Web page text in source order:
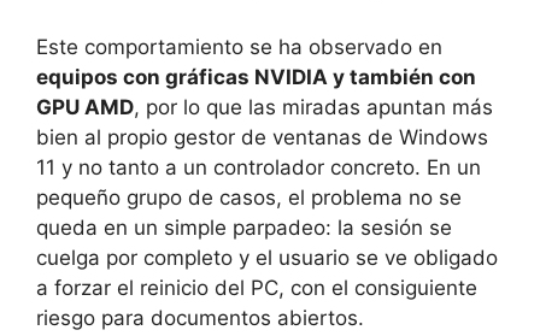
Este comportamiento se ha observado en
equipos con gráficas NVIDIA y también con
GPU AMD, por lo que las miradas apuntan más
bien al propio gestor de ventanas de Windows
11 y no tanto a un controlador concreto. En un
pequeño grupo de casos, el problema no se
queda en un simple parpadeo: la sesión se
cuelga por completo y el usuario se ve obligado
a forzar el reinicio del PC, con el consiguiente
riesgo para documentos abiertos.